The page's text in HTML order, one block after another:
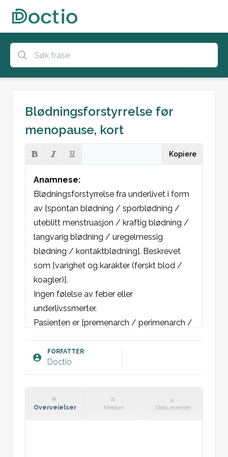
Blødningsforstyrrelse før
menopause, kort
Kopiere
Anamnese:
Blødningsforstyrrelse fra underlivet i form
av [spontan blødning / sporblødning /
uteblitt menstruasjon / kraftig blødning /
langvarig blødning / uregelmessig
blødning / kontaktblødning]. Beskrevet
som [varighet og karakter (ferskt blod /
koagler)].
Ingen følelse av feber eller
underlivssmerter.
Pasienten er [premenarch / perimenarch /
Prevensjon i form av [beskriv]. Fast /
skiftende partner. Benekter graviditet. Siste
normal celleprøve, siste prøve [år].
FORFATTER
Doctio
Overveielser Medier Dokumenter